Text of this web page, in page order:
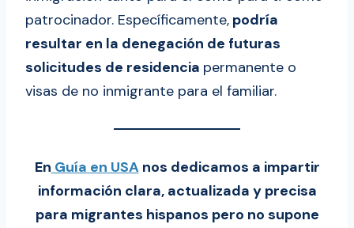
patrocinador. Específicamente, podría
resultar en la denegación de futuras
solicitudes de residencia permanente o
visas de no inmigrante para el familiar.
En Guía en USAnos dedicamos a impartir
información clara, actualizada y precisa
para migrantes hispanos pero no supone